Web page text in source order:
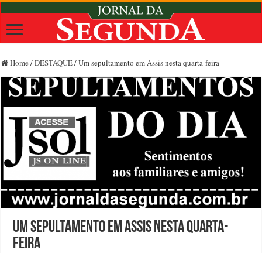
Home /DESTAQUE/Um sepultamento em Assis nesta quarta-feira
Um sepultamento em Assis nesta quarta-
feira